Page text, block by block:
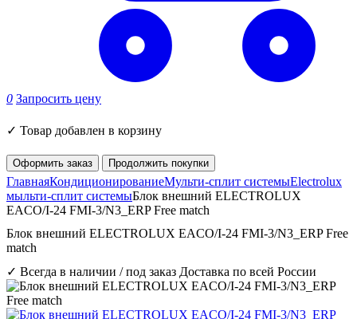
0 Запросить цену
✓ Товар добавлен в корзину
Оформить заказ Продолжить покупки
ГлавнаяКондиционированиеМульти-сплит системыElectrolux
мыльти-сплит системыБлок внешний ELECTROLUX
EACO/I-24 FMI-3/N3_ERP Free match
Блок внешний ELECTROLUX EACO/I-24 FMI-3/N3_ERP Free
match
✓ Всегда в наличии / под заказ Доставка по всей России